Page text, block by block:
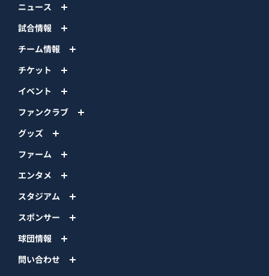
ニュース
試合情報
チーム情報
チケット
イベント
ファンクラブ
グッズ
ファーム
エンタメ
スタジアム
スポンサー
球団情報
問い合わせ